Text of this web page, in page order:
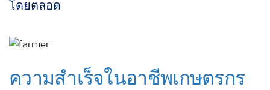
โดยตลอด
ความสำเร็จในอาชีพเกษตรกร